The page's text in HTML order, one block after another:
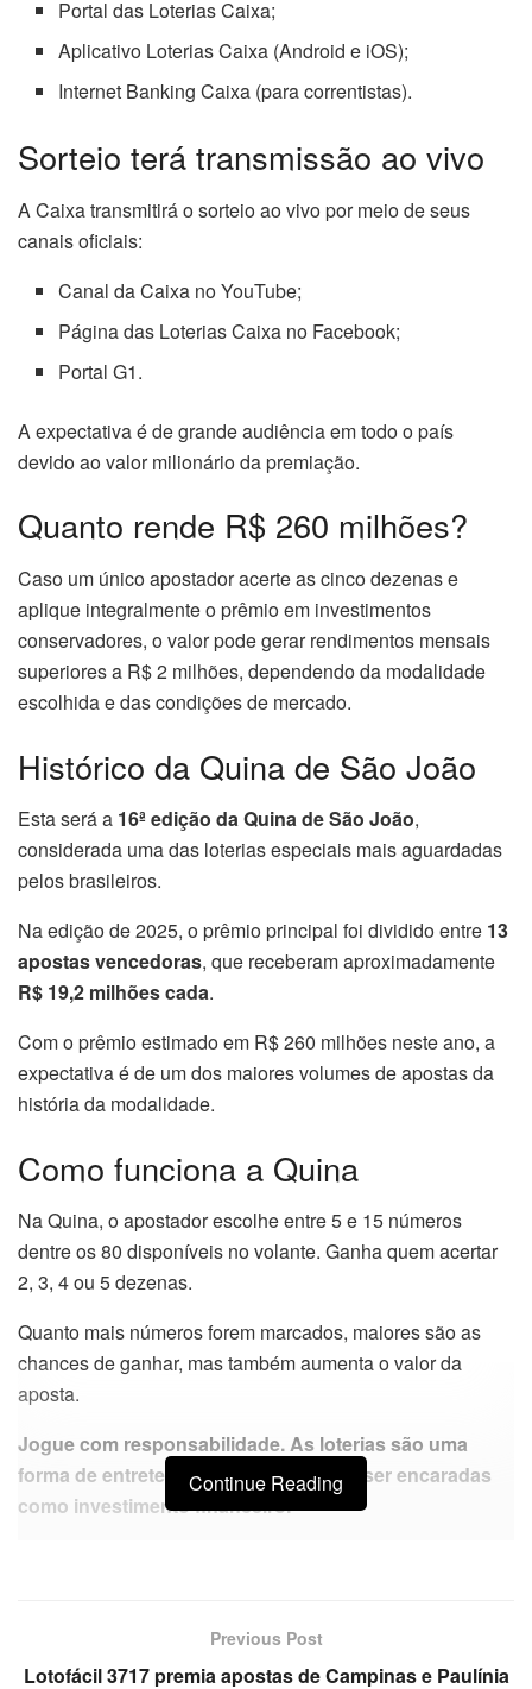
Portal das Loterias Caixa;
Aplicativo Loterias Caixa (Android e iOS);
Internet Banking Caixa (para correntistas).
Sorteio terá transmissão ao vivo
A Caixa transmitirá o sorteio ao vivo por meio de seus
canais oficiais:
Canal da Caixa no YouTube;
Página das Loterias Caixa no Facebook;
Portal G1.
A expectativa é de grande audiência em todo o país
devido ao valor milionário da premiação.
Quanto rende R$ 260 milhões?
Caso um único apostador acerte as cinco dezenas e
aplique integralmente o prêmio em investimentos
conservadores, o valor pode gerar rendimentos mensais
superiores a R$ 2 milhões, dependendo da modalidade
escolhida e das condições de mercado.
Histórico da Quina de São João
Esta será a 16ª edição da Quina de São João,
considerada uma das loterias especiais mais aguardadas
pelos brasileiros.
Na edição de 2025, o prêmio principal foi dividido entre 13
apostas vencedoras, que receberam aproximadamente
R$ 19,2 milhões cada.
Com o prêmio estimado em R$ 260 milhões neste ano, a
expectativa é de um dos maiores volumes de apostas da
história da modalidade.
Como funciona a Quina
Na Quina, o apostador escolhe entre 5 e 15 números
dentre os 80 disponíveis no volante. Ganha quem acertar
2, 3, 4 ou 5 dezenas.
Quanto mais números forem marcados, maiores são as
chances de ganhar, mas também aumenta o valor da
aposta.
Jogue com responsabilidade. As loterias são uma
forma de entretenimento e não devem ser encaradas
como investimento financeiro.
Continue Reading
Previous Post
Lotofácil 3717 premia apostas de Campinas e Paulínia